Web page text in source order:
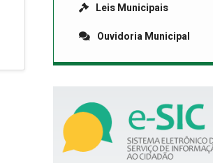
Leis Municipais
Ouvidoria Municipal